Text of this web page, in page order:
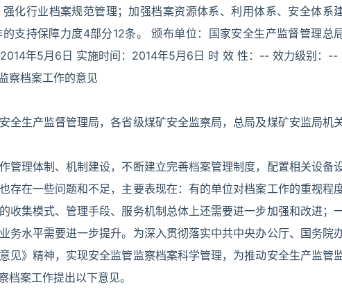
化行业档案规范管理；加强档案资源体系、利用体系、安全体系
支持保障力度4部分12条。 颁布单位：国家安全生产监督管理总
年5月6日 实施时间：2014年5月6日 时 效 性：-- 效力级别：--
察档案工作的意见
全生产监督管理局，各省级煤矿安全监察局，总局及煤矿安监局机
管理体制、机制建设，不断建立完善档案管理制度，配置相关设备
存在一些问题和不足，主要表现在：有的单位对档案工作的重视程
收集模式、管理手段、服务机制总体上还需要进一步加强和改进；
务水平需要进一步提升。为深入贯彻落实中共中央办公厅、国务院
见》精神，实现安全监管监察档案科学管理，为推动安全生产监管
案工作提出以下意见。